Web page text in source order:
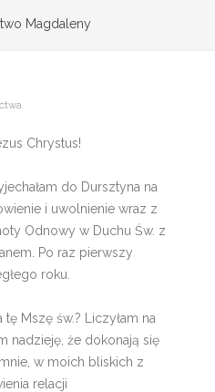
Magdaleny
Chrystus!
do Dursztyna na
i uwolnienie wraz z
Odnowy w Duchu Św. z
Po raz pierwszy
roku.
Mszę św.? Liczyłam na
nadzieję, że dokonają się
w moich bliskich z
relacji